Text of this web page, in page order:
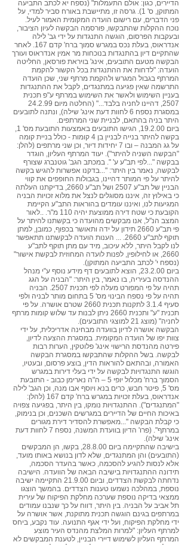
הדיירים, כגון: אולם התעמלות" (נספח יא לכתב התביעה
המתוקן, ס' 1). גרסה זו, מתיישבת באורח סביר למדי, על
פני הדברים, עם רישום הועדה המקומית האמור לעיל.
נוכח ההקלות שהתבקשו, פורסמה הבקשה לעיון הציבור,
ובעקבות הפרסום, הוגשה התנגדות על ידי גב' לילה
אנדראוס, בעלת נכס במגרש סמוך ברח' קדם 167. לאחר
שהתקיים דיון בהתנגדות בנוכחות מר אמין אנדראוס ועורך
הבקשה מטעם התובעים, אינג' בויראת פורסאן, החליטה
הועדה: "לדחות את ההתנגדות בכל הקשור להקמת
המרתף בגבול המגרש ולהקמת מרתף שני, שכן הועדה
התרשמה שאין פגיעה במתנגדים, לקבל את ההתנגדות
בעניין השימוש ולאשר את השימוש במרתף ע"פ תכנית
2507, דהיינו לחניה בלבד..." (החלטה מיום 24.2.99
במסגרת נספח 6 לחוות דעת אינג' שילה), ונתנה לתובעים
היתר בניה בהתאם, לבניית שני המרתפים.
ביום 19.2.00, הגישו התובעים באמצעות התובעת מס' 1,
בקשה להיתר בנייה לבניין בן 4 קומות - כולל בניית קומה
על גג המבנה – ובו 7 יחידות דיור, וכן שני מרתפים (להלן:
"הבקשה השניה להיתר"). יעוד המרתף העליון, הוגדר
בבקשה "...לפי תב"ע ע' ". במכתב הגב' גוטנברג שצורף
לבקשה, נאמר בין היתר: "...בדקנו אפשרות להגיש בקשה
להיתר על פי המותר דהיינו, בגבולות החופפים את קווי
הבניין של תב"ע 2507 ושל תב"ע 2660, בדיקתנו העלתה
כי באילוץ זה, איננו מסוגלים לנצל את מלוא זכויות הבניה
המגיעות לנו, ואיננו עומדים בהוראות התב"ע הקיימת
הקובעת כי שטח דירה ממוצעת יהיה 110 מ"ר. ..לאור
המצב הנ"ל, אנו מבקשים מהועדה כי בקשתנו להיתר על
פי תב"ע 2660 תידון על ידה ותאושר בכפוף, כמובן, למתן
תוקף לתב"ע 2660. ... הענות הועדה לבקשתנו תתאפשר
לנו לקבל היתר, ללא עיכוב, מיד עם מתן תוקף לתב"ע
2660, או לחילופין, לפנות לועדה המחוזית לבקשת אישור"
(נספח י' לכתב התביעה המתוקן).
ביום 23.2.00, הוצא לתובעים דף מידע נוסף ע"י מנהל
ההנדסה בעיריה, בו נאמר, בין היתר: "הבניה על הגג
תהיה על פי המפורט מעלה לפי תכנית 2507. הבניה
תהיה על פי נספח הבינוי מס' 5 בתחום מותר לבניה ולפי
סעיף 3.1.4 לתקנות תכנית 2660 שטרם אושרה. על פי
תכנית "ע" ותכנית 2660 ניתן לבנות עד שלוש קומות מרתף
לחניה" (מוצג 21 למוצגי התובעים).
הבקשה אושרה לדיון בוועדה מבחינה אדריכלית, על ידי
צוות יפו של הועדה המקומית. במסגרת ההצעה לדיון,
פירטה מהנדסת הרישוי אינג' פלוטקין, הערות רבות
לבקשה. בשל ההקלות שהתבקשו במסגרת הבקשה
האמורה, ובהתאם להוראות הדין, בוצע פרסום, ובעטיו,
הוגשו התנגדויות לבקשה על ידי בעלי דירות במגרש
הסמוך ברח' מכלול יופי 5 – ה"ה נארימן כבוב - התובעת
מס' 5, פיטר חבש, כרים בנא ויוסף אבו מנה, וכן הגב' לילה
אנדראוס, בעלת זכויות במגרש ברח' קדם 167 (להלן:
"המתנגדים"). ההתנגדויות נומקו, בין היתר, בפגיעה צפויה
באיכות החיים של הדיירים במגרשים השכנים, וכן בנימוק,
כי קבלת הבקשה "...מאפשרת להסדיר דירת מגורים
במרתף". (פרו' הדיון בוועדת המשנה, נספח 7 לחוות דעת
אינג' שילה).
בישיבה שהתקיימה ביום 28.8.00, בקשו, הן המבקשים
(התובעים) והן המתנגדים, שלא לדון בנושא באותו מועד,
אלא לנסות להגיע להסכמה, כאשר בהעדר הסכמה,
תידונה ההתנגדויות בישיבה הבאה של הוועדה. הישיבה
נדחתה לבקשת הצדדים, וביום 21.9.00 התקיימה ישיבה
נוספת, במהלכה נשמעו טענות הצדדים. בהמשך הוצגו
ממצאי בדיקה נוספת שערכה מחלקת הפיקוח של עירית
תל אביב על הבניה. בין היתר, דווח על כך שנבנו עמודים
במרתפים בגינם הוגשה תכנית מתוקנת, אשר אושרה על
ידי מחלקת הפיקוח, ועל ידי אגף התנועה. עוד נקבע, ביחס
למרתף העליון: "למרות המלצת מהנדס העיר מוצע
המרתף העליון לשימוש דיירי הבניין, לטענת המבקשים לא